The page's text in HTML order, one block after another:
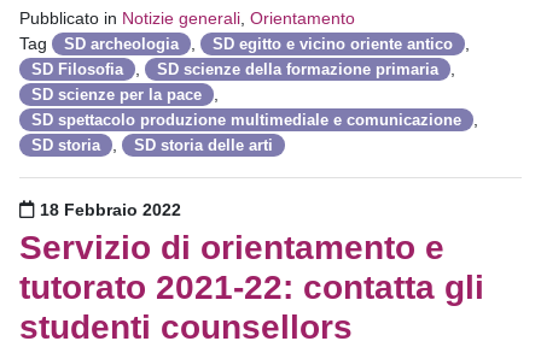
Pubblicato in Notizie generali Orientamento
Tag
SD archeologia SD egitto e vicino oriente antico
SD Filosofia SD scienze della formazione primaria
SD scienze per la pace
SD spettacolo produzione multimediale e comunicazione
SD storia SD storia delle arti
Pubblicato il
18 Febbraio 2022
Servizio di orientamento e
tutorato 2021-22: contatta gli
studenti counsellors